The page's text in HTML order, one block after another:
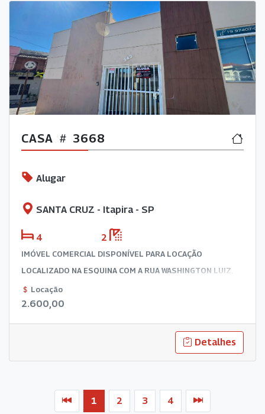
CASA 3668
Alugar
SANTA CRUZ - Itapira - SP
4
IMÓVEL COMERCIAL DISPONÍVEL PARA LOCAÇÃO
LOCALIZADO NA ESQUINA COM A RUA WASHINGTON LUIZ,
COM SALA DE RECEPÇÃO E ESPERA, 04 SALAS DE
ATENDIMENTO, DOIS BANHEIROS, ÁREA DE LUZ.
Locação
2.600,00
Detalhes
1 2 3 4